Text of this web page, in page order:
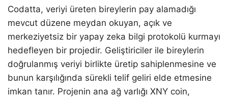
Codatta, veriyi üreten bireylerin pay alamadığı
mevcut düzene meydan okuyan, açık ve
merkeziyetsiz bir yapay zeka bilgi protokolü kurmayı
hedefleyen bir projedir. Geliştiriciler ile bireylerin
doğrulanmış veriyi birlikte üretip sahiplenmesine ve
bunun karşılığında sürekli telif geliri elde etmesine
imkan tanır. Projenin ana ağ varlığı XNY coin,